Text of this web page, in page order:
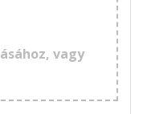
vagy